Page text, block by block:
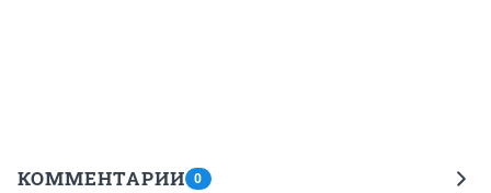
КОММЕНТАРИИ 0